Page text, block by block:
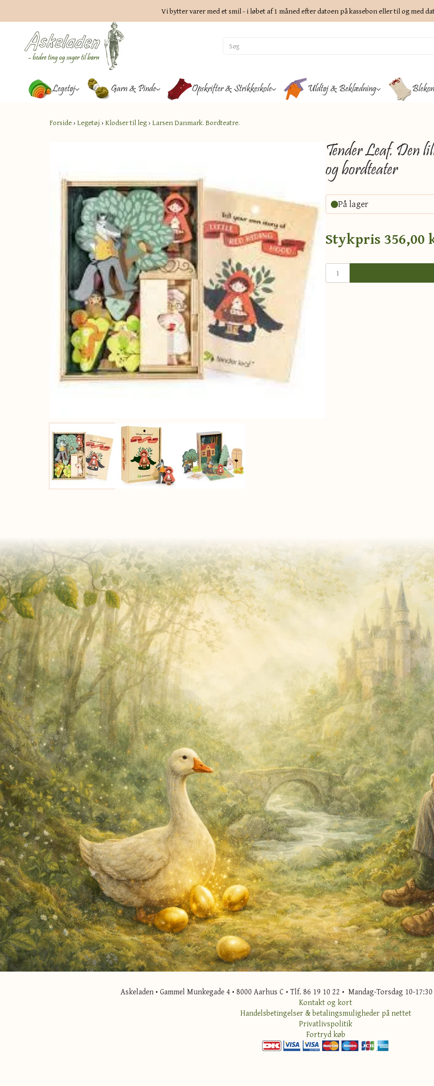
Vi bytter varer med et smil - i løbet af 1 måned efter datoen på kassebon eller til og med
Legetøj Garn & Pinde Opskrifter & Strikkeskole Uldtøj & Beklædning
Forside› Legetøj › Klodser til leg› Larsen Danmark. Bordteatre.
Tender Leaf. Den
og bordteater
På lager
Stykpris 356,00
Askeladen • Gammel Munkegade 4 • 8000 Aarhus C • Tlf. 86 19 10 22 • Mandag-Torsdag 10-
Kontakt og kort
Handelsbetingelser & betalingsmuligheder på nettet
Privatlivspolitik
Fortryd køb